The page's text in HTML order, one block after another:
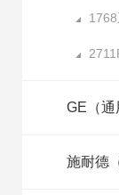
1768
GE（通
施耐德